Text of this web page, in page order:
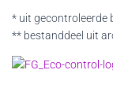
* uit gecontroleerde
** bestanddeel uit